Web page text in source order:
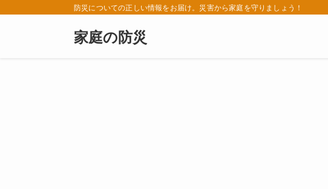
防災についての正しい情報をお届け。災害から家庭を守りましょう！
家庭の防災